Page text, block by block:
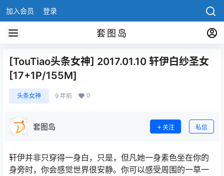
加入会员 登录
套图岛
[TouTiao头条女神] 2017.01.10 轩伊白纱圣女
[17+1P/155M]
头条女神 9 年前 0
套图岛 关注 私信
轩伊并非只穿得一身白，只是，但凡她一身素色坐在你的
身旁时，你会感觉世界很安静。你可以感受周围的一草一